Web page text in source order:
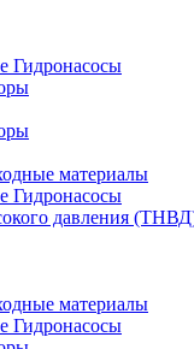
Гидронасосы
материалы
Гидронасосы
давления
материалы
Гидронасосы